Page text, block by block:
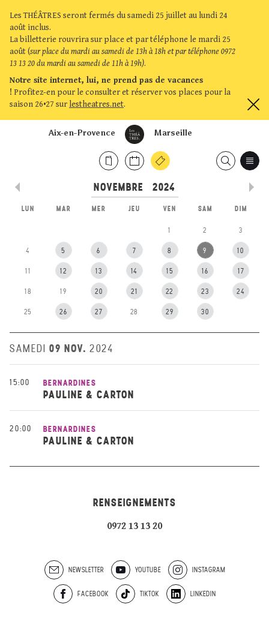
Les THÉÂTRES seront fermés du samedi 25 juillet au lundi 24
août inclus.
La billetterie rouvrira sur place et par téléphone le mardi 25
août (sur place du mardi au samedi de 13h à 18h et par téléphone 0972
13 13 20 du mardi au samedi de 11h à 19h).
Notre site internet, lui, ne prend pas de vacances
! Profitez-en pour le consulter et réserver vos places pour la
saison 26•27 sur lestheatres.net.
Marseille
Aix-en-Provence
LUN MAR MER JEU VEN SAM DIM
1 2 3
4 5 6 7 8 9 10
11 12 13 14 15 16 17
18 19 20 21 22 23 24
25 26 27 28 29 30
SAMEDI 09 NOV. 2024
15:00 BERNARDINES
PAULINE & CARTON
20:00 BERNARDINES
PAULINE & CARTON
RENSEIGNEMENTS
0972 13 13 20
NEWSLETTER YOUTUBE INSTAGRAM
FACEBOOK TIKTOK LINKEDIN